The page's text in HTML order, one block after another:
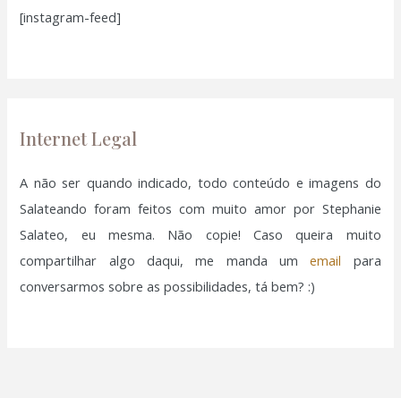
s
r
[instagram-feed]
Internet Legal
A não ser quando indicado, todo conteúdo e imagens do
Salateando foram feitos com muito amor por Stephanie
Salateo, eu mesma. Não copie! Caso queira muito
compartilhar algo daqui, me manda umemail para
conversarmos sobre as possibilidades, tá bem? :)